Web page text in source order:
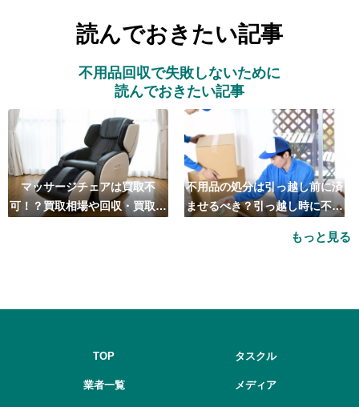
読んでおきたい記事
不用品回収で失敗しないために
読んでおきたい記事
マッサージチェアは買取不
可！？買取相場や回収・買取の
不用品の処分は引っ越し前に済
ませるべき？引っ越し時に不用
もっと見る
TOP
業者一覧
タスクル
メディア